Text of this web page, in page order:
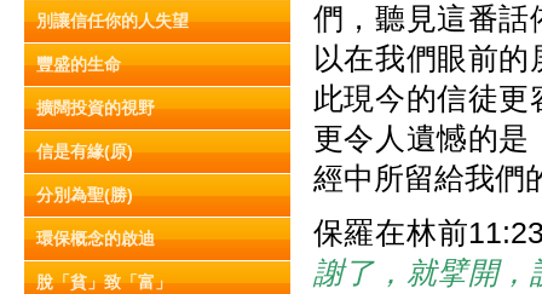
別讓信任你的人失望
豐盛的生命
擴闊投資的視野
信是有緣(原)
分別為聖(勝)
環保概念的啟迪
脫「貧」致「富」
們，聽見這番話
以在我們眼前
此現今的信徒
更令人遺憾的是
經中所留給我們
保羅在林前
謝了，就擘開，